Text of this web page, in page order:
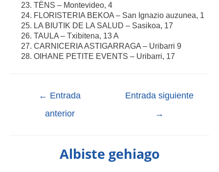
TËNS – Montevideo, 4
FLORISTERIA BEKOA – San Ignazio auzunea, 1
LA BIUTIK DE LA SALUD – Sasikoa, 17
TAULA – Txibitena, 13 A
CARNICERIA ASTIGARRAGA – Uribarri 9
OIHANE PETITE EVENTS – Uribarri, 17
← Entrada
anterior
Entrada siguiente
→
Albiste gehiago